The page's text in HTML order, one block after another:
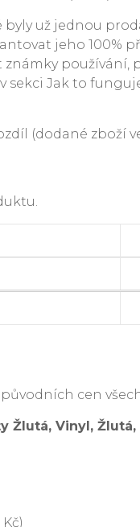
už jednou
jeho 100%
používání,
Jak to
(dodané zboží
cen
Žlutá, Vinyl,